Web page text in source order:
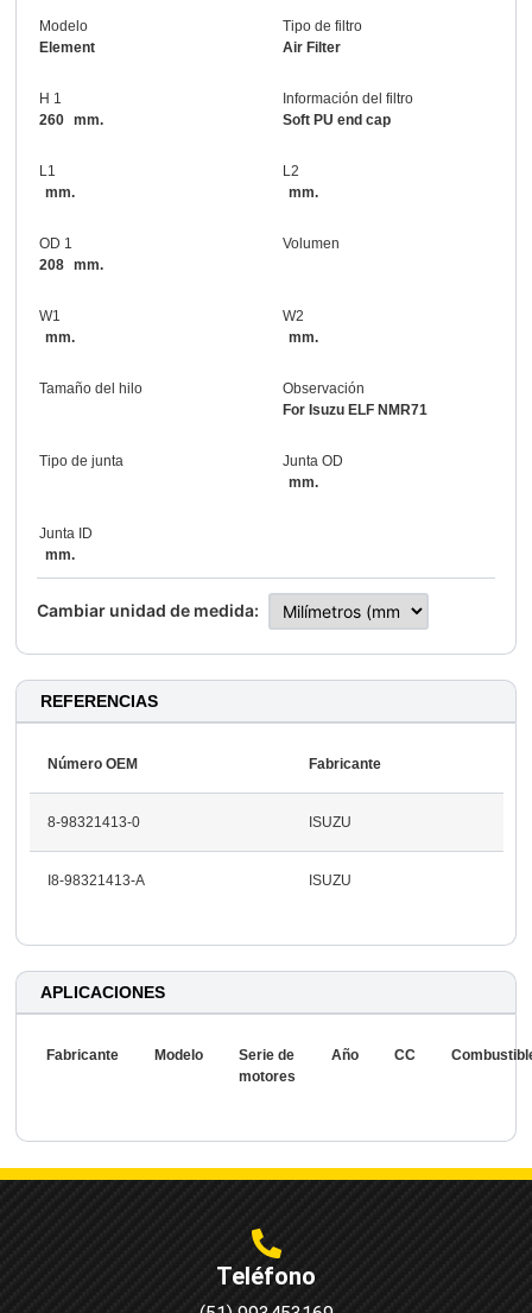
Modelo
Element
Tipo de filtro
Air Filter
H 1
260 mm.
Información del filtro
Soft PU end cap
L1
mm.
L2
mm.
OD 1
208 mm.
Volumen
W1
mm.
W2
mm.
Tamaño del hilo
Observación
For Isuzu ELF NMR71
Tipo de junta
Junta OD
mm.
Junta ID
mm.
Cambiar unidad de medida:
REFERENCIAS
Número OEM Fabricante
8-98321413-0 ISUZU
I8-98321413-A ISUZU
APLICACIONES
Fabricante Modelo
Serie de
motores
Año CC
Teléfono